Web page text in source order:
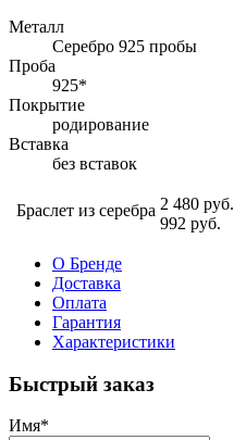
Металл
Серебро 925 пробы
Проба
925*
Покрытие
родирование
Вставка
без вставок
Браслет из серебра 2 480 руб.
992 руб.
О Бренде
Доставка
Оплата
Гарантия
Характеристики
Быстрый заказ
Имя*